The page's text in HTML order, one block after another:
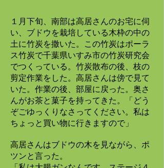
１月下旬、南部は高居さんのお宅に伺
い、ブドウを栽培している木枠の中の
土に竹炭を撒いた。この竹炭はポーラ
ス竹炭で千葉県いすみ市の竹炭研究会
でつくっている。竹炭散布の後、枝の
剪定作業をした。高居さんは傍で見て
いた。作業の後、部屋に戻った。奥さ
んがお茶と菓子を持ってきた。「どう
ぞごゆっくりなさってください。私は
ちょっと買い物に行きますので」
高居さんはブドウの木を見ながら、ポ
ツンと言った。